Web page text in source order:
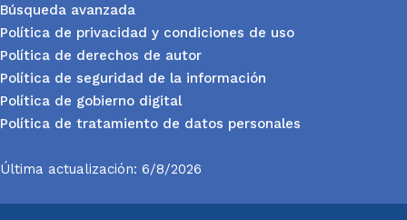
Búsqueda avanzada
Política de privacidad y condiciones de uso
Política de derechos de autor
Política de seguridad de la información
Política de gobierno digital
Política de tratamiento de datos personales
Última actualización: 6/8/2026